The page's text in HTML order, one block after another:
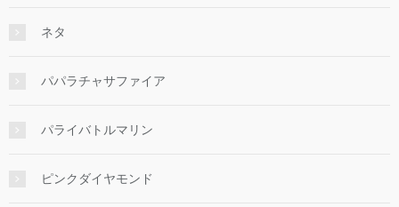
ネタ
パパラチャサファイア
パライバトルマリン
ピンクダイヤモンド